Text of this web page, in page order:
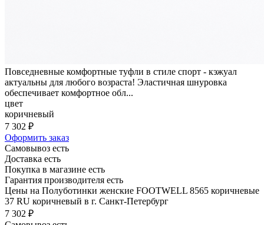
Повседневные комфортные туфли в стиле спорт - кэжуал
актуальны для любого возраста! Эластичная шнуровка
обеспечивает комфортное обл...
цвет
коричневый
7 302 ₽
Оформить заказ
Самовывоз есть
Доставка есть
Покупка в магазине есть
Гарантия производителя есть
Цены на Полуботинки женские FOOTWELL 8565 коричневые
37 RU коричневый в г. Санкт-Петербург
7 302 ₽